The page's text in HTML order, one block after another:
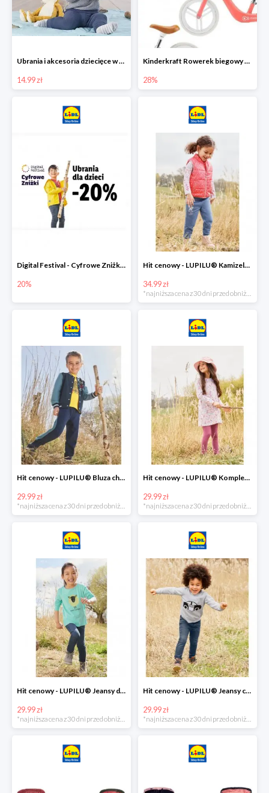
Ubrania i akcesoria dziecięce w Lidlu Online od 14,99 zł
14.99 zł
Kinderkraft Rowerek biegowy Fly
28%
Digital Festival - Cyfrowe Zniżki Ubrania dla dzieci w Lidlu -20%
20%
Hit cenowy - LUPILU® Kamizelka pikowana dziewczęca
34.99 zł
Hit cenowy - LUPILU® Bluza chłopięca w stylu college
29.99 zł
*najniższa cena z 30 dni przed obniżką
Hit cenowy - LUPILU® Komplet dziewczęcy (sukienka + legginsy)
29.99 zł
*najniższa cena z 30 dni przed obniżką
Hit cenowy - LUPILU® Jeansy dziewczęce slim fit
29.99 zł
Hit cenowy - LUPILU® Jeansy chłopięce slim fit
29.99 zł